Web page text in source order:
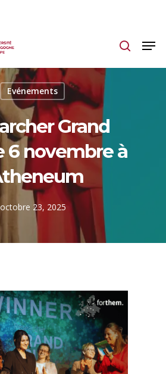
Evénements
Grand
6 novembre à
octobre 23, 2025